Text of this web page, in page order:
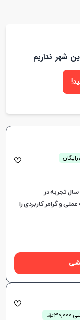
شهر نداریم
کارشناس زبان و ادبیات آلمانی تهران با بیش از ۵ سال تجربه در
و گرامر کاربردی را
توما
ن